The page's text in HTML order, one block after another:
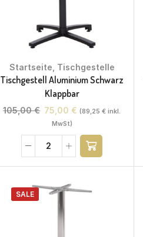
Startseite Tischgestelle
Tischgestell Aluminium Schwarz
Klappbar
105,00€ 75,00 € (89,25€ inkl.
MwSt)
SALE